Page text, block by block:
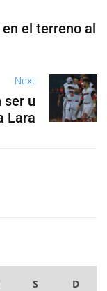
el terreno al
Next
ser u
Lara
S D